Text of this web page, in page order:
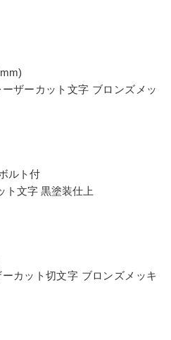
ザーカット文字 ブロンズメッ
ルト付
ト文字 黒塗装仕上
カット切文字 ブロンズメッキ